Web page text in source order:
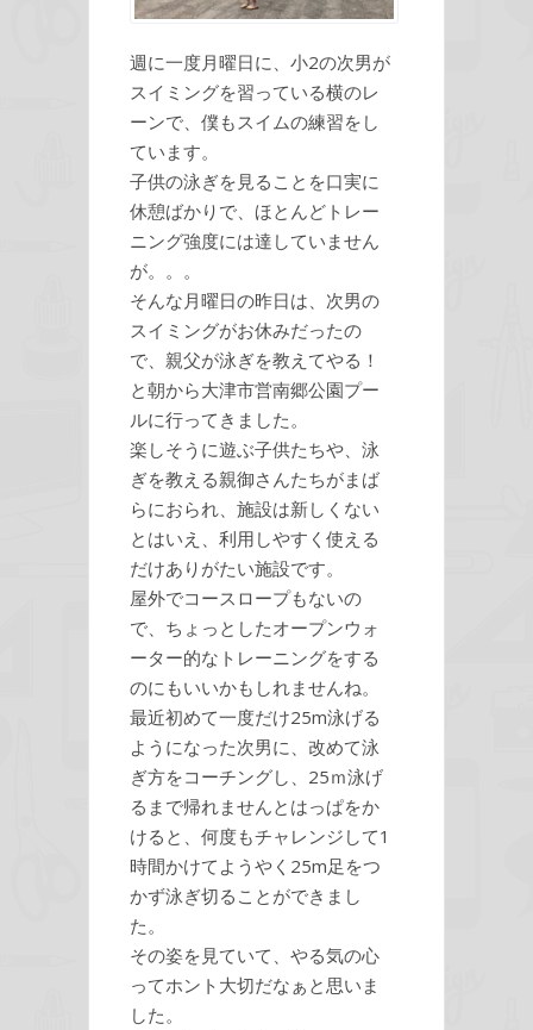
週に一度月曜日に、小2の次男が
スイミングを習っている横のレ
ーンで、僕もスイムの練習をし
ています。
子供の泳ぎを見ることを口実に
休憩ばかりで、ほとんどトレー
ニング強度には達していません
が。。。
そんな月曜日の昨日は、次男の
スイミングがお休みだったの
で、親父が泳ぎを教えてやる！
と朝から大津市営南郷公園プー
ルに行ってきました。
楽しそうに遊ぶ子供たちや、泳
ぎを教える親御さんたちがまば
らにおられ、施設は新しくない
とはいえ、利用しやすく使える
だけありがたい施設です。
屋外でコースロープもないの
で、ちょっとしたオープンウォ
ーター的なトレーニングをする
のにもいいかもしれませんね。
最近初めて一度だけ25m泳げる
ようになった次男に、改めて泳
ぎ方をコーチングし、25ｍ泳げ
るまで帰れませんとはっぱをか
けると、何度もチャレンジして1
時間かけてようやく25m足をつ
かず泳ぎ切ることができまし
た。
その姿を見ていて、やる気の心
ってホント大切だなぁと思いま
した。